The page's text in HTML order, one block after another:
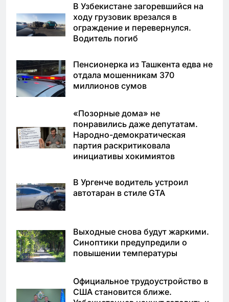
В Узбекистане загоревшийся на
ходу грузовик врезался в
ограждение и перевернулся.
Водитель погиб
Пенсионерка из Ташкента едва не
отдала мошенникам 370
миллионов сумов
«Позорные дома» не
понравились даже депутатам.
Народно-демократическая
партия раскритиковала
инициативы хокимиятов
В Ургенче водитель устроил
автотаран в стиле GTA
Выходные снова будут жаркими.
Синоптики предупредили о
повышении температуры
Официальное трудоустройство в
США становится ближе.